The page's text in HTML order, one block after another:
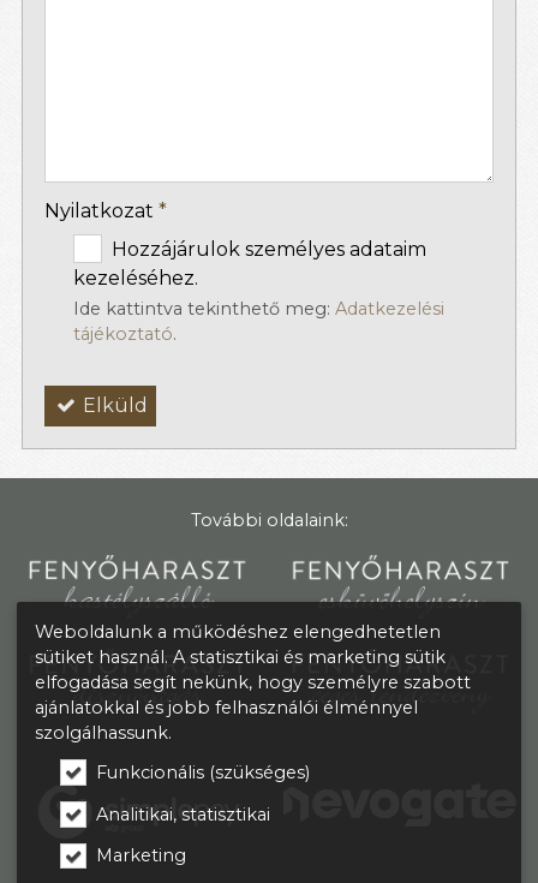
Nyilatkozat *
Hozzájárulok személyes adataim
kezeléséhez.
Ide kattintva tekinthető meg: Adatkezelési
tájékoztató.
Elküld
További oldalaink:
Weboldalunk a működéshez elengedhetetlen
sütiket használ. A statisztikai és marketing sütik
elfogadása segít nekünk, hogy személyre szabott
ajánlatokkal és jobb felhasználói élménnyel
szolgálhassunk.
Funkcionális (szükséges)
Analitikai, statisztikai
Marketing